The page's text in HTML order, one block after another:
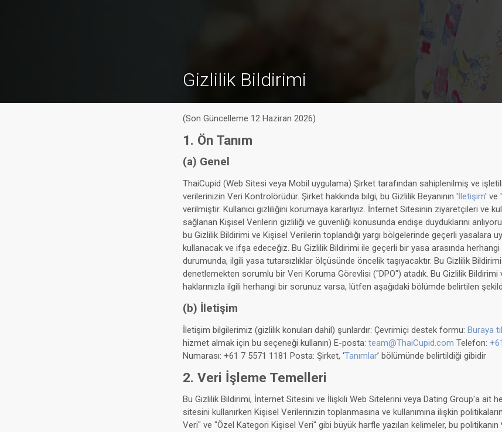
Gizlilik Bildirimi
(Son Güncelleme 12 Haziran 2026)
1. Ön Tanım
(a) Genel
ThaiCupid (Web Sitesi veya Mobil uygulama) Şirket tarafından sahiplenilmiş ve
verilerinizin Veri Kontrolörüdür. Şirket hakkında bilgi, bu Gizlilik Beyanının 'İletişim' ve '
verilmiştir. Kullanıcı gizliliğini korumaya kararlıyız. İnternet Sitesinin ziyaretçileri ve
sağlanan Kişisel Verilerin gizliliği ve güvenliği konusunda endişe duyduklarını
bu Gizlilik Bildirimi ve Kişisel Verilerin toplandığı yargı bölgelerinde geçerli yasalara
kullanacak ve ifşa edeceğiz. Bu Gizlilik Bildirimi ile geçerli bir yasa arasında herhangi
durumunda, ilgili yasa tutarsızlıklar ölçüsünde öncelik taşıyacaktır. Bu Gizlilik
denetlemekten sorumlu bir Veri Koruma Görevlisi ("DPO") atadık. Bu Gizlilik Bildirimi
haklarınızla ilgili herhangi bir sorunuz varsa, lütfen aşağıdaki bölümde belirtilen
(b) İletişim
İletişim bilgilerimiz (gizlilik konuları dahil) şunlardır: Çevrimiçi destek formu: Buraya
hizmet almak için bu seçeneği kullanın) E-posta: team@ThaiCupid.com Telefon:
Numarası: +61 7 5571 1181 Posta: Şirket, ‘Tanımlar’ bölümünde belirtildiği gibidir
2. Veri İşleme Temelleri
Bu Gizlilik Bildirimi, İnternet Sitesini ve İlişkili Web Sitelerini veya Dating Group'a ait
sitesini kullanırken Kişisel Verilerinizin toplanmasına ve kullanımına ilişkin
Veri" ve "Özel Kategori Kişisel Veri" gibi büyük harfle yazılan kelimeler, bu politikanın